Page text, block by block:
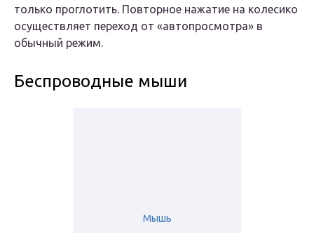
только проглотить. Повторное нажатие на колесико
осуществляет переход от «автопросмотра» в
обычный режим.
Беспроводные мыши
Мышь